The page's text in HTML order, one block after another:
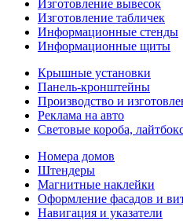
Изготовление вывесок
Изготовление табличек
Информационные стенды
Информационные щиты
Крышные установки
Панель-кронштейны
Производство и
Реклама на авто
Световые короба,
Номера домов
Штендеры
Магнитные наклейки
Оформление фасадов и
Навигация и указатели